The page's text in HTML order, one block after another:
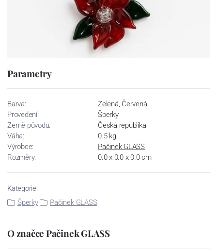
Parametry
Barva:
Zelená, Červená
Provedení:
Šperky
Země původu:
Česká republika
Váha:
0.5 kg
Výrobce:
Pačinek GLASS
Rozměry:
0.0 x 0.0 x 0.0 cm
Kategorie:
Šperky
Pačinek GLASS
O značce Pačinek GLASS